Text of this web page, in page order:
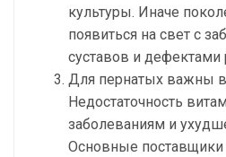
культуры. Иначе
появиться на свет с
суставов и дефектами
Для пернатых важны
Недостаточность
заболеваниям и
Основные поставщики